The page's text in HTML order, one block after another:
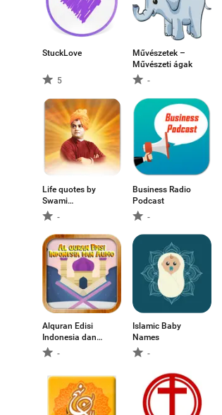
StuckLove
5
Művészetek –
Művészeti ágak
-
Life quotes by
Swami
Vivekananda
-
Business Radio
Podcast
-
Alquran Edisi
Indonesia dan
Audio-
Islamic Baby
Names
-